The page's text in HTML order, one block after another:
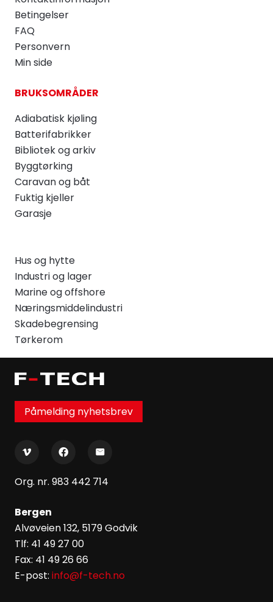
Betingelser
FAQ
Personvern
Min side
BRUKSOMRÅDER
Adiabatisk kjøling
Batterifabrikker
Bibliotek og arkiv
Byggtørking
Caravan og båt
Fuktig kjeller
Garasje
Hus og hytte
Industri og lager
Marine og offshore
Næringsmiddelindustri
Skadebegrensing
Tørkerom
Påmelding nyhetsbrev
Org. nr. 983 442 714
Bergen
Alvøveien 132, 5179 Godvik
Tlf: 41 49 27 00
Fax: 41 49 26 66
E-post: info@f-tech.no